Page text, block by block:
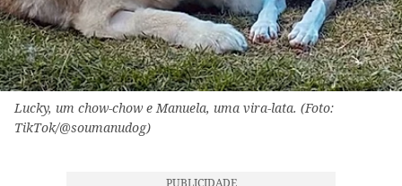
Lucky, um chow-chow e Manuela, uma vira-lata. (Foto:
TikTok/@soumanudog)